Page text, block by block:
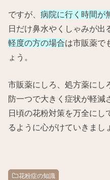
ですが、病院に行く時間が
日だけ鼻水やくしゃみが出
軽度の方の場合は市販薬で
ょう。
市販薬にしろ、処方薬にし
防一つで大きく症状が軽減
日頃の花粉対策を万全にし
るように心がけていきまし
花粉症の知識